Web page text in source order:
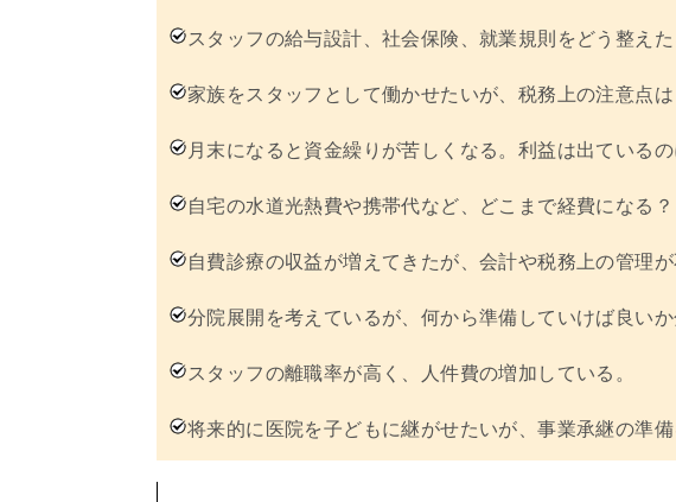
スタッフの給与設計、社会保険、就業規則をどう整えた
家族をスタッフとして働かせたいが、税務上の注意点は
月末になると資金繰りが苦しくなる。利益は出ているの
自宅の水道光熱費や携帯代など、どこまで経費になる？
自費診療の収益が増えてきたが、会計や税務上の管理が
分院展開を考えているが、何から準備していけば良いか
スタッフの離職率が高く、人件費の増加している。
将来的に医院を子どもに継がせたいが、事業承継の準